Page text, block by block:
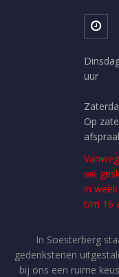
uur
Op
we
in
t/m 16
In Soesterberg
gedenkstenen
bij ons een ruime